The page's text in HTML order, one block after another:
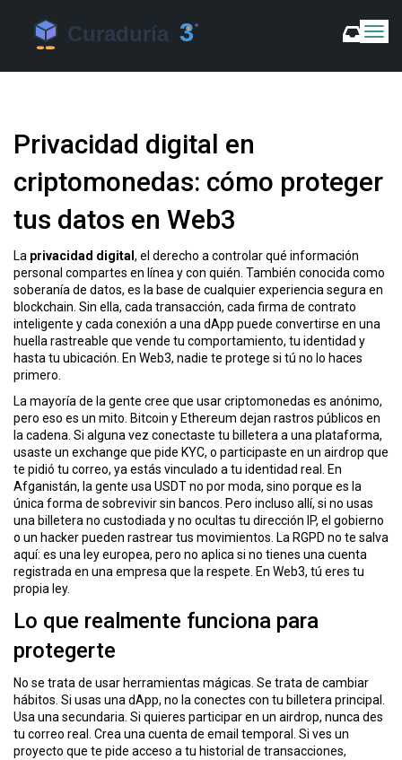
C
m
o
d
a
e
ó
Privacidad digital en
criptomonedas: cómo proteger
tus datos en Web3
La privacidad digital , el derecho a controlar qué información
personal compartes en línea y con quién . También conocida como
soberanía de datos, es la base de cualquier experiencia segura en
blockchain . Sin ella, cada transacción, cada firma de contrato
inteligente y cada conexión a una dApp puede convertirse en una
huella rastreable que vende tu comportamiento, tu identidad y
hasta tu ubicación. En Web3, nadie te protege si tú no lo haces
primero.
La mayoría de la gente cree que usar criptomonedas es anónimo,
pero eso es un mito. Bitcoin y Ethereum dejan rastros públicos en
la cadena. Si alguna vez conectaste tu billetera a una plataforma,
usaste un exchange que pide KYC, o participaste en un airdrop que
te pidió tu correo, ya estás vinculado a tu identidad real. En
Afganistán, la gente usa USDT no por moda, sino porque es la
única forma de sobrevivir sin bancos. Pero incluso allí, si no usas
una billetera no custodiada y no ocultas tu dirección IP, el gobierno
o un hacker pueden rastrear tus movimientos. La RGPD no te salva
aquí: es una ley europea, pero no aplica si no tienes una cuenta
registrada en una empresa que la respete. En Web3, tú eres tu
propia ley.
Lo que realmente funciona para
protegerte
No se trata de usar herramientas mágicas. Se trata de cambiar
hábitos. Si usas una dApp, no la conectes con tu billetera principal.
Usa una secundaria. Si quieres participar en un airdrop, nunca des
tu correo real. Crea una cuenta de email temporal. Si ves un
proyecto que te pide acceso a tu historial de transacciones,